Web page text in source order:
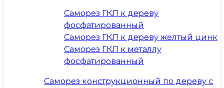
Саморез ГКЛ к дереву
фосфатированный
Саморез ГКЛ к дереву желтый цинк
Саморез ГКЛ к металлу
фосфатированный
Саморез конструкционный по дереву с